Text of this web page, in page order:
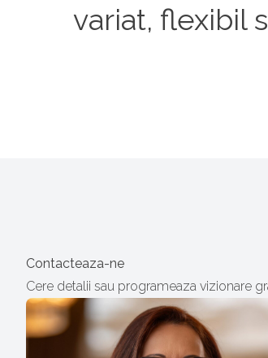
variat, flexibil
Contacteaza-ne
Cere detalii sau programeaza vizionare